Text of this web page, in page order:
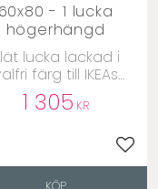
60x80 - 1 lucka
högerhängd
lucka lackad i
färg till IKEAs
Metodstommar
1 305 KR
KÖP